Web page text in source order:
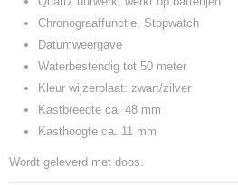
Chronograaffunctie, Stopwatch
Datumweergave
Waterbestendig tot 50 meter
Kleur wijzerplaat: zwart/zilver
Kastbreedte ca. 48 mm
Kasthoogte ca. 11 mm
Wordt geleverd met doos.